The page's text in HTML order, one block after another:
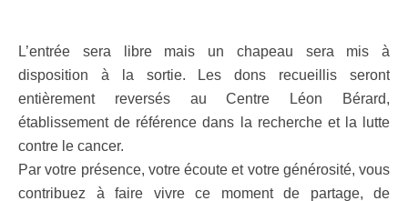
L’entrée sera libre mais un chapeau sera mis à
disposition à la sortie. Les dons recueillis seront
entièrement reversés au Centre Léon Bérard,
établissement de référence dans la recherche et la lutte
contre le cancer.
Par votre présence, votre écoute et votre générosité, vous
contribuez à faire vivre ce moment de partage, de